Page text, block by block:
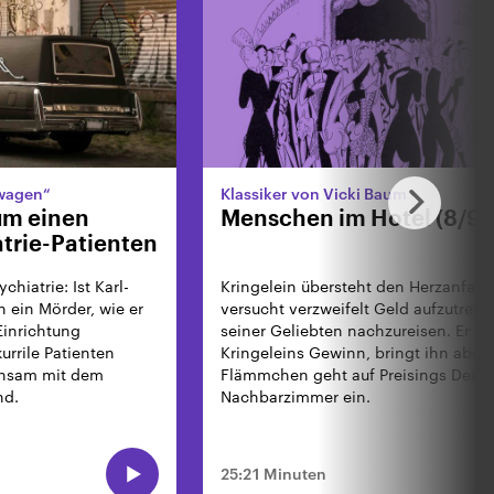
einen
Patienten
Ist Karl-
ein Mörder, wie er
Patienten
mit dem
Klassiker von Vicki Baum
Menschen im Hotel (8/9)
Kringelein übersteht den Herzanfall.
versucht verzweifelt Geld
seiner Geliebten nachzureisen. Er
Kringeleins Gewinn, bringt ihn aber
Flämmchen geht auf Preisings Deal
Nachbarzimmer ein.
25:21 Minuten